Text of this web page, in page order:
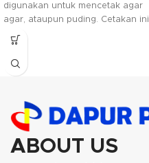
digunakan untuk mencetak agar
agar, ataupun puding. Cetakan ini
aman digunakan dan mudah
untuk dibersihkan.
ABOUT US